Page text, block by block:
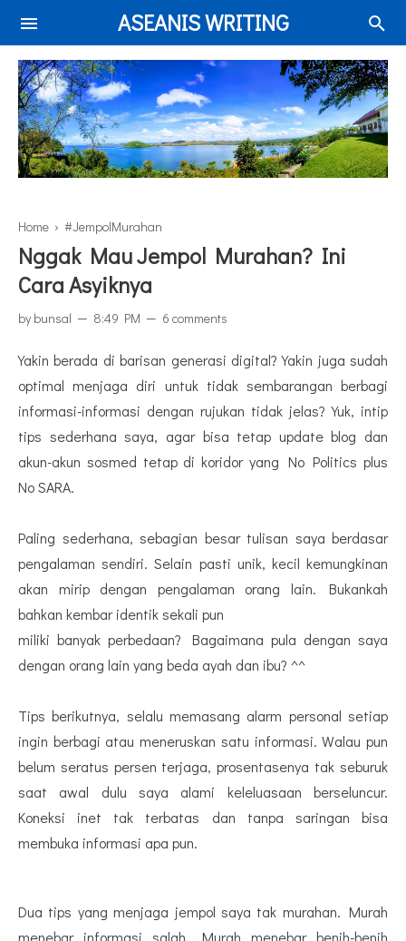
ASEANIS WRITING
Home › #JempolMurahan
Nggak Mau Jempol Murahan? Ini
Cara Asyiknya
by bunsal 8:49 PM 6 comments
Yakin berada di barisan generasi digital? Yakin juga sudah
optimal menjaga diri untuk tidak sembarangan berbagi
informasi-informasi dengan rujukan tidak jelas? Yuk, intip
tips sederhana saya, agar bisa tetap update blog dan
akun-akun sosmed tetap di koridor yang No Politics plus
No SARA.
Paling sederhana, sebagian besar tulisan saya berdasar
pengalaman sendiri. Selain pasti unik, kecil kemungkinan
akan mirip dengan pengalaman orang lain. Bukankah
bahkan kembar identik sekali pun
miliki banyak perbedaan? Bagaimana pula dengan saya
dengan orang lain yang beda ayah dan ibu? ^^
Tips berikutnya, selalu memasang alarm personal setiap
ingin berbagi atau meneruskan satu informasi. Walau pun
belum seratus persen terjaga, prosentasenya tak seburuk
saat awal dulu saya alami keleluasaan berseluncur.
Koneksi inet tak terbatas dan tanpa saringan bisa
membuka informasi apa pun.
Dua tips yang menjaga jempol saya tak murahan. Murah
menebar informasi salah. Murah menebar benih-benih